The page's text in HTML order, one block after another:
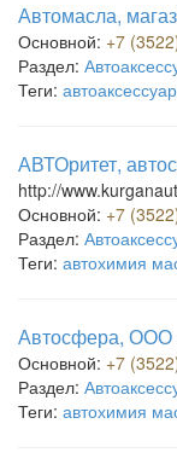
Автомасла,
Основной: +7
Раздел:
Теги:
АВТОритет,
http://
Основной: +7
Раздел:
Теги: автохимия
Автосфера, ООО
Основной: +7
Раздел:
Теги: автохимия